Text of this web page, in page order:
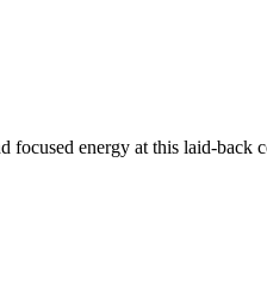
focused energy at this laid-back